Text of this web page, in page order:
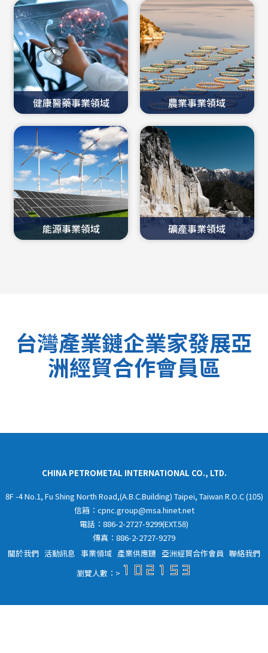
健康醫藥事業領域 農業事業領域
能源事業領域 礦產事業領域
台灣產業鏈企業家發展亞
洲經貿合作會員區
CHINA PETROMETAL INTERNATIONAL CO., LTD.
8F -4 No.1, Fu Shing North Road,(A.B.C.Building) Taipei, Taiwan R.O.C (105)
信箱：
cpnc.group@msa.hinet.net
電話：886-2-2727-9299(EXT.58)
傳真：886-2-2727-9279
關於我們 活動訊息 事業領域 產業供應鏈 亞洲經貿合作會員 聯絡我們
瀏覽人數：>